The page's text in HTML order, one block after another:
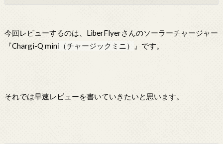
今回レビューするのは、LiberFlyerさんのソーラーチャージャー
『Chargi-Q mini（チャージックミニ） 』です。
それでは早速レビューを書いていきたいと思います。